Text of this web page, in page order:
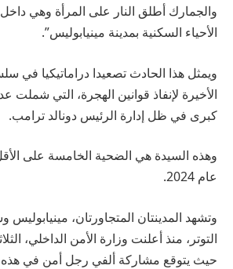
والجمارك أطلق النار على المرأة وهي
الأحياء السكنية بمدينة مينيابوليس”.
ويمثل هذا الحادث تصعيدا دراماتيكيا في
الأخيرة لإنفاذ قوانين الهجرة، التي شملت
كبرى في ظل إدارة الرئيس دونالد ترامب.
وهذه السيدة هي الضحية الخامسة على
عام 2024.
وتشهد المدينتان المتجاورتان،
التوتر، منذ أعلنت وزارة الأمن الداخلي،
حيث يتوقع مشاركة ألفي رجل أمن في هذه